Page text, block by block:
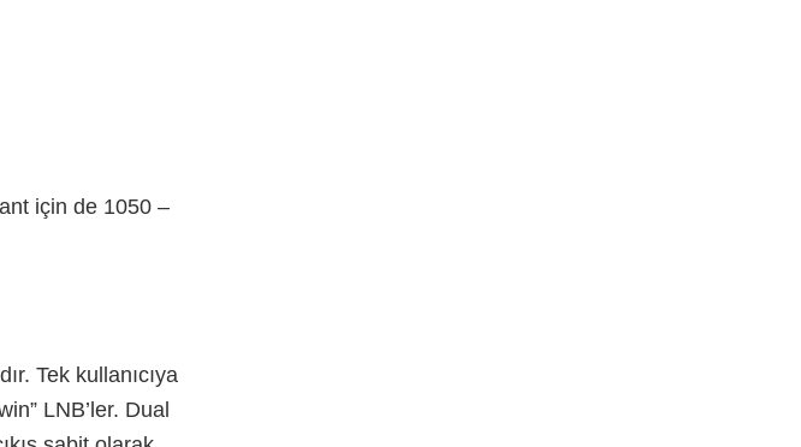
için de 1050 –
Tek kullanıcıya
LNB’ler. Dual